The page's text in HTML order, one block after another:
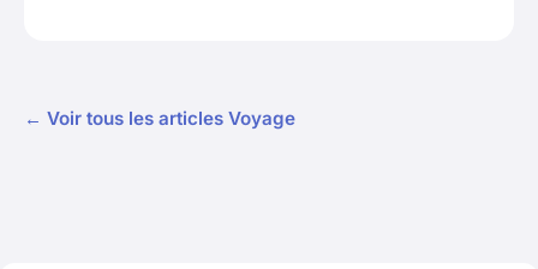
← Voir tous les articles Voyage